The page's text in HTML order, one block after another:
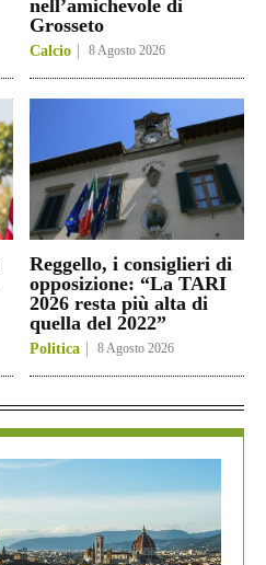
nell’amichevole di
Grosseto
Calcio 8 Agosto 2026
Reggello, i consiglieri di
opposizione: “La TARI
2026 resta più alta di
quella del 2022”
Politica 8 Agosto 2026